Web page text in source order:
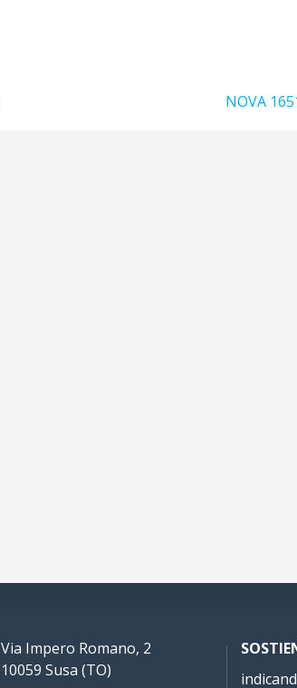
Articolo
NOVA
Via Impero Romano, 2
10059 Susa (TO)